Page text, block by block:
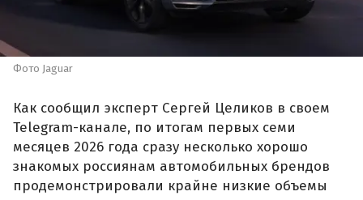
Фото Jaguar
Как сообщил эксперт Сергей Целиков в своем
Telegram-канале, по итогам первых семи
месяцев 2026 года сразу несколько хорошо
знакомых россиянам автомобильных брендов
продемонстрировали крайне низкие объемы